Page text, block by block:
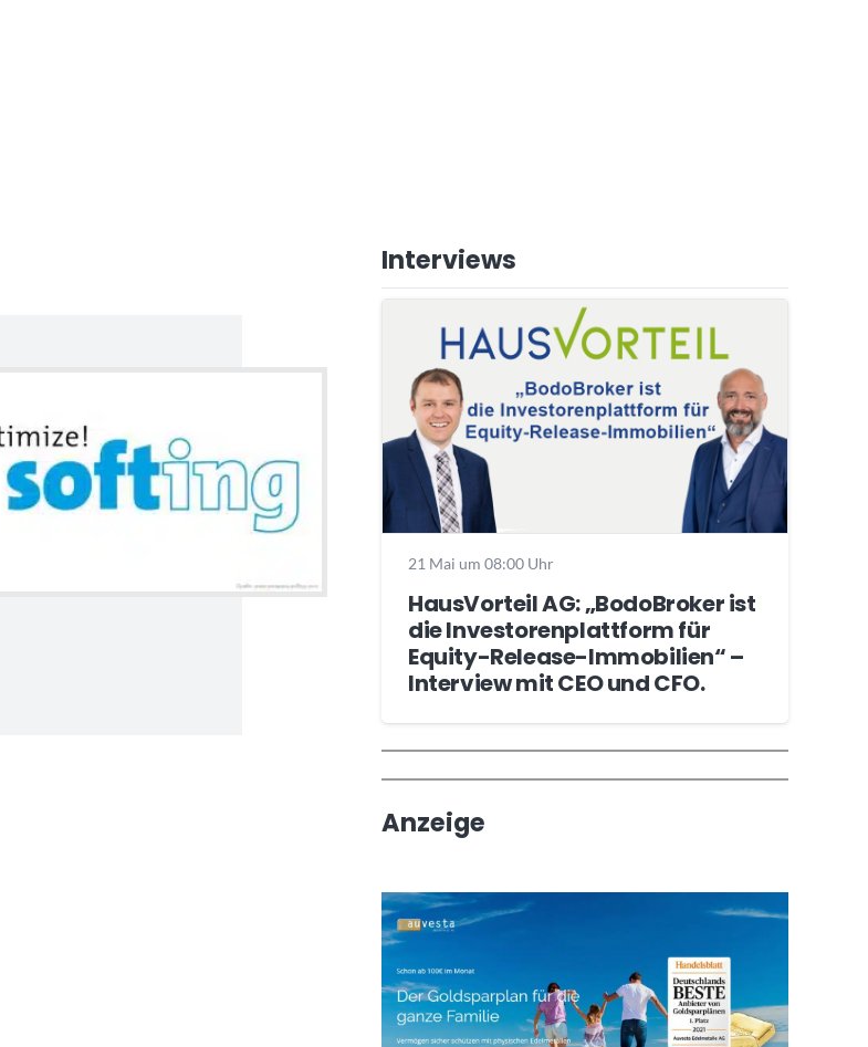
Interviews
21 Mai um 08:00 Uhr
HausVorteil AG: „BodoBroker ist
die Investorenplattform für
Equity-Release-Immobilien“ –
Interview mit CEO und CFO.
Wochenrückblick
Trendthemen
Anzeige